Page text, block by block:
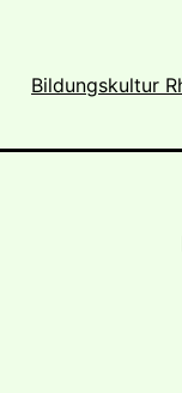
Bildungskultur